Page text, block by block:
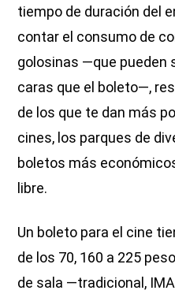
tiempo de duración del
contar el consumo de
golosinas —que pueden
caras que el boleto—,
de los que te dan más
cines, los parques de
boletos más
libre.
Un boleto para el cine
de los 70, 160 a 225
de sala —tradicional,